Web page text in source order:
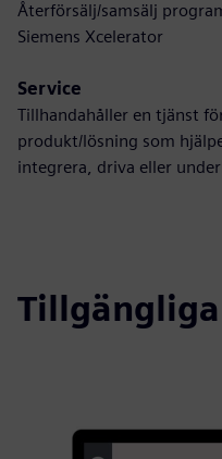
Återförsälj/samsälj
Siemens Xcelerator
Service
Tillhandahåller en tjänst
produkt/lösning som
integrera, driva eller